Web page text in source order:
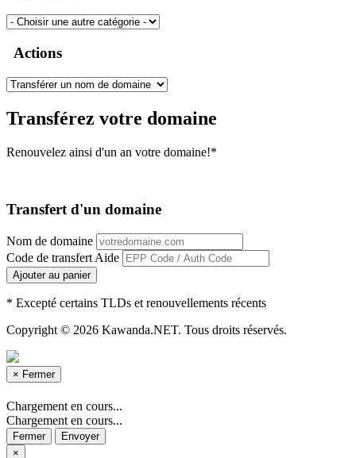
Actions
Transférez votre domaine
Renouvelez ainsi d'un an votre domaine!*
Transfert d'un domaine
Nom de domaine
Code de transfert Aide
Ajouter au panier
* Excepté certains TLDs et renouvellements récents
Copyright © 2026 Kawanda.NET. Tous droits réservés.
× Fermer
Chargement en cours...
Chargement en cours...
Fermer
Envoyer
×